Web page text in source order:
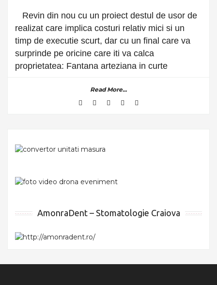
Revin din nou cu un proiect destul de usor de
realizat care implica costuri relativ mici si un
timp de executie scurt, dar cu un final care va
surprinde pe oricine care iti va calca
proprietatea: Fantana arteziana in curte
Read More...
AmonraDent – Stomatologie Craiova